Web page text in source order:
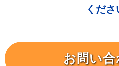
くださ
お問い